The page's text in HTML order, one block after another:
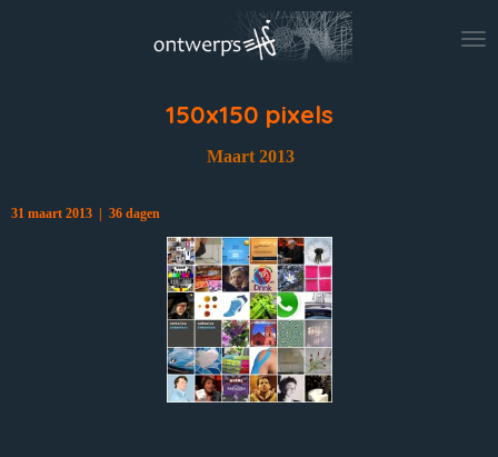
150x150 pixels
Maart 2013
31 maart 2013 | 36 dagen